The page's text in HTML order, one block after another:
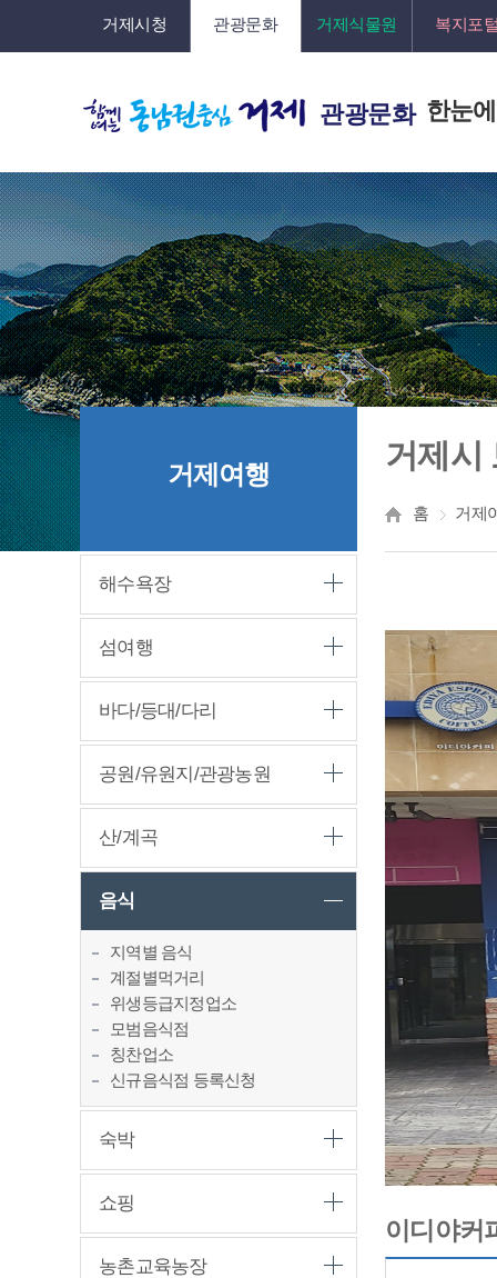
거제시청 관광문화 거제식물원 복지포
관광문화 한눈
거제여행
해수욕장
섬여행
바다/등대/다리
공원/유원지/관광농원
산/계곡
음식
지역별 음식
계절별먹거리
위생등급지정업소
모범음식점
칭찬업소
신규음식점 등록신청
숙박
쇼핑
농촌교육농장
거제시
홈 거제
이디야커